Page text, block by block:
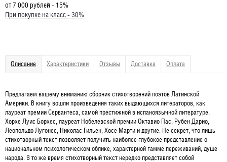
от 7 000 рублей - 15%
При покупке на класс - 30%
Описание Характеристики Отзывы Доставка Оплата
Предлагаем вашему вниманию сборник стихотворений поэтов Латинской
Америки. В книгу вошли произведения таких выдающихся литераторов, как
лауреат премии Сервантеса, самой престижной в испаноязычной литературе,
Хорхе Луис Борхес, лауреат Нобелевской премии Октавио Пас, Рубен Дарио,
Леопольдо Лугонес, Николас Гильен, Хосе Марти и другие. Не секрет, что лишь
стихотворный текст позволяет получить наиболее глубокое представление о
национальном психологическом облике, характерной гамме переживаний, душе
народа. В то же время стихотворный текст нередко представляет собой